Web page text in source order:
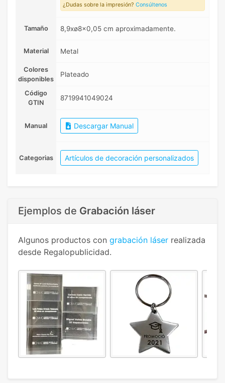
¿Dudas sobre la impresión? Consúltenos
Tamaño 8,9xø8x0,05 cm aproximadamente.
Material Metal
Colores
disponibles
Plateado
Código
GTIN
8719941049024
Manual Descargar Manual
Categorias Artículos de decoración personalizados
Ejemplos de Grabación láser
Algunos productos con grabación láser realizada
desde Regalopublicidad.